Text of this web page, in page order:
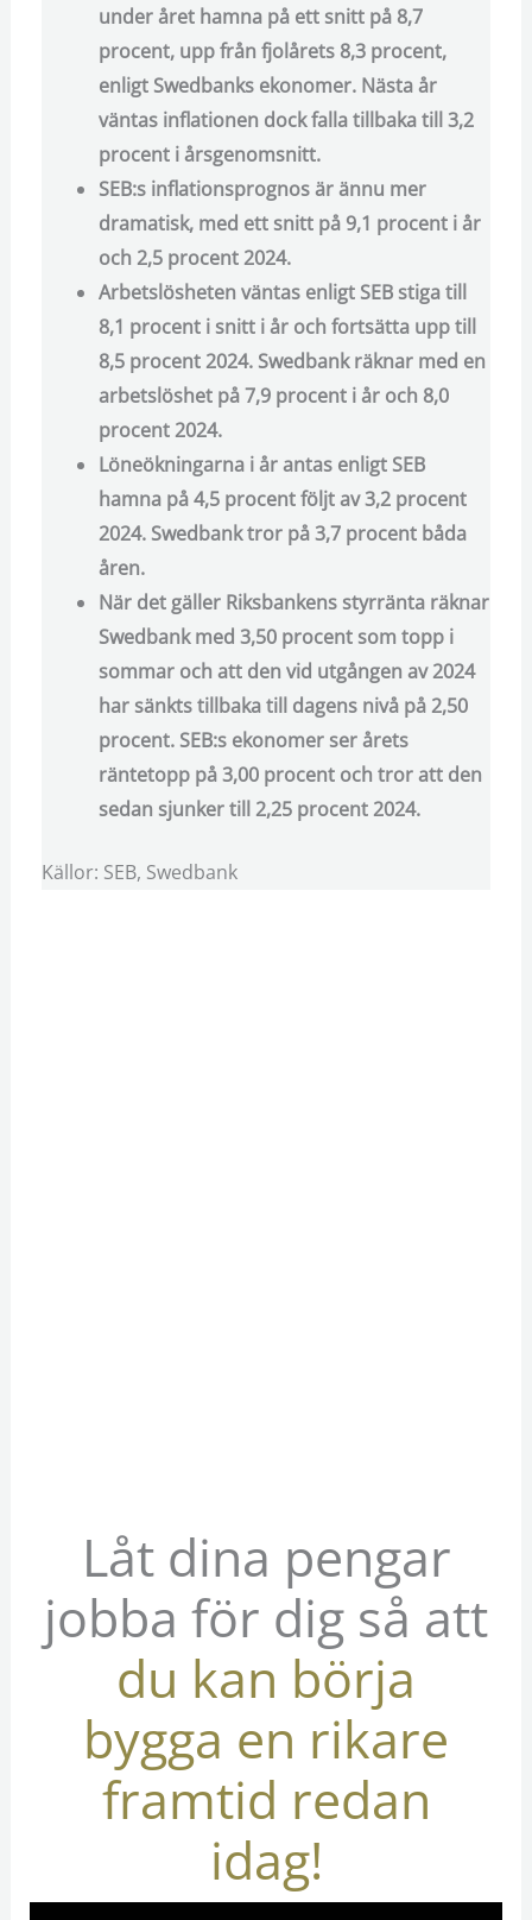
under året hamna på ett snitt på 8,7
procent, upp från fjolårets 8,3 procent,
enligt Swedbanks ekonomer. Nästa år
väntas inflationen dock falla tillbaka till 3,2
procent i årsgenomsnitt.
SEB:s inflationsprognos är ännu mer
dramatisk, med ett snitt på 9,1 procent i år
och 2,5 procent 2024.
Arbetslösheten väntas enligt SEB stiga till
8,1 procent i snitt i år och fortsätta upp till
8,5 procent 2024. Swedbank räknar med en
arbetslöshet på 7,9 procent i år och 8,0
procent 2024.
Löneökningarna i år antas enligt SEB
hamna på 4,5 procent följt av 3,2 procent
2024. Swedbank tror på 3,7 procent båda
åren.
När det gäller Riksbankens styrränta räknar
Swedbank med 3,50 procent som topp i
sommar och att den vid utgången av 2024
har sänkts tillbaka till dagens nivå på 2,50
procent. SEB:s ekonomer ser årets
räntetopp på 3,00 procent och tror att den
sedan sjunker till 2,25 procent 2024.
Källor: SEB, Swedbank
Låt dina pengar
jobba för dig så att
du kan börja
bygga en rikare
framtid redan
idag!